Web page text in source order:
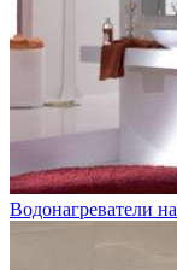
Водонагреватели